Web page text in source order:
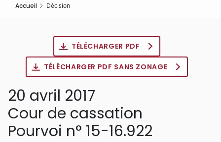
Accueil Décision
TÉLÉCHARGER PDF
TÉLÉCHARGER PDF SANS ZONAGE
20 avril 2017
Cour de cassation
Pourvoi n° 15-16.922